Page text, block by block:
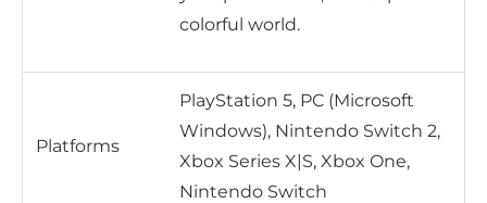
colorful world.
Platforms
PlayStation 5, PC (Microsoft
Windows), Nintendo Switch 2,
Xbox Series X|S, Xbox One,
Nintendo Switch